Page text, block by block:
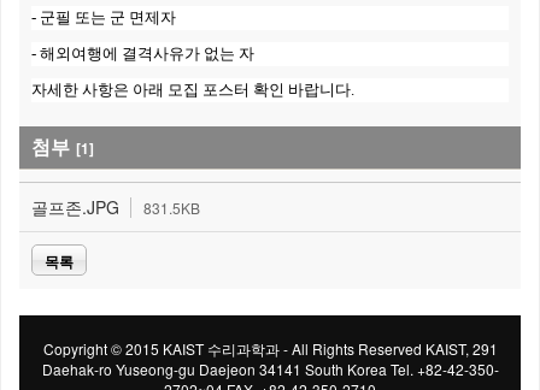
- 군필 또는 군 면제자
- 해외여행에 결격사유가 없는 자
자세한 사항은 아래 모집 포스터 확인 바랍니다.
첨부 [1]
골프존.JPG 831.5KB
목록
Copyright © 2015 KAIST 수리과학과 - All Rights Reserved KAIST, 291
Daehak-ro Yuseong-gu Daejeon 34141 South Korea Tel. +82-42-350-